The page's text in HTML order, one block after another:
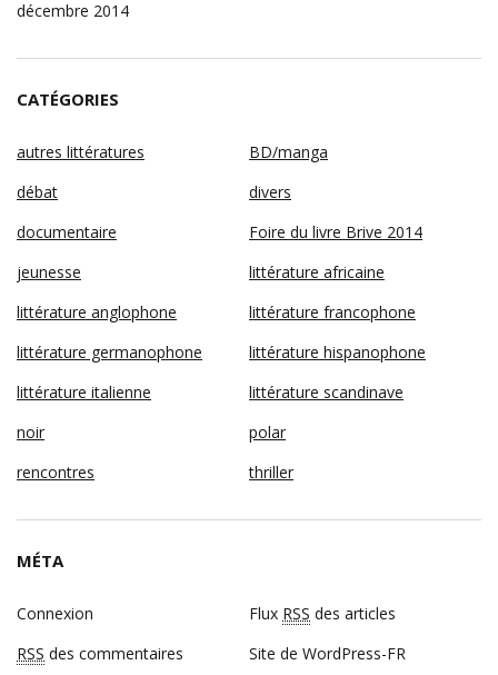
décembre 2014
CATÉGORIES
autres littératures
BD/manga
débat
divers
documentaire
Foire du livre Brive 2014
jeunesse
littérature africaine
littérature anglophone
littérature francophone
littérature germanophone
littérature hispanophone
littérature italienne
littérature scandinave
noir
polar
rencontres
thriller
MÉTA
Connexion Flux RSS des articles
RSS des commentaires Site de WordPress-FR